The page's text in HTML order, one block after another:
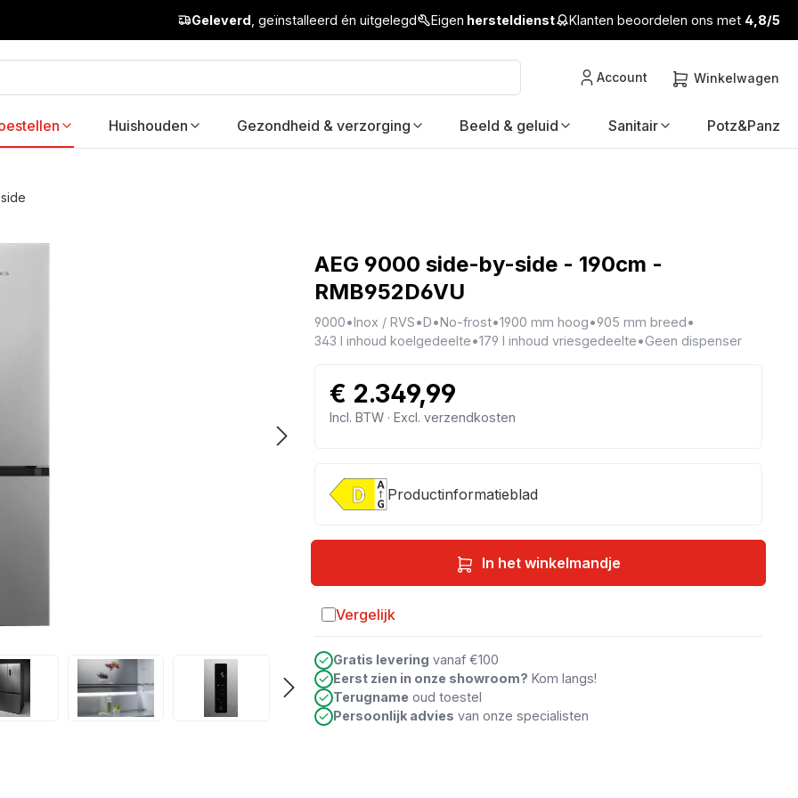
Geleverd , geïnstalleerd én uitgelegd Eigen hersteldienst Klanten beoordelen ons met 4,8/5
Account Winkelwagen
Huishouden Gezondheid & verzorging Beeld & geluid Sanitair Potz&Panz
AEG 9000 side-by-side - 190cm -
RMB952D6VU
9000•Inox / RVS•D•No-frost•1900 mm hoog•905 mm breed•
343 l inhoud koelgedeelte•179 l inhoud vriesgedeelte•Geen dispenser
€ 2.349,99
Incl. BTW · Excl. verzendkosten
Productinformatieblad
In het winkelmandje
Vergelijk
Toevoegen aan vergelijking
Gratis levering vanaf €100
Eerst zien in onze showroom? Kom langs!
Terugname oud toestel
Persoonlijk advies van onze specialisten